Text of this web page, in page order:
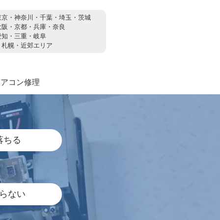
京・神奈川・千葉・埼玉・茨城
阪・京都・兵庫・奈良
知・三重・岐阜
札幌・近郊エリア
コン修理
ちる
ない